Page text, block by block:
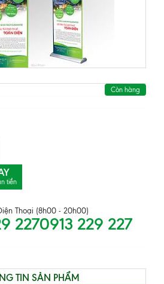
Còn hàng
tiền
Thoại (8h00 - 20h00)
2270913 229 227
TIN SẢN PHẨM